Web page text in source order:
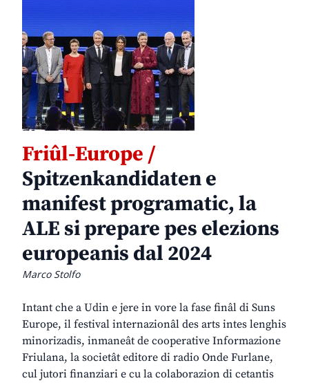
Friûl-Europe /
Spitzenkandidaten e
manifest programatic, la
ALE si prepare pes elezions
europeanis dal 2024
Marco Stolfo
Intant che a Udin e jere in vore la fase finâl di Suns
Europe, il festival internazionâl des arts intes lenghis
minorizadis, inmaneât de cooperative Informazione
Friulana, la societât editore di radio Onde Furlane,
cul jutori finanziari e cu la colaborazion di cetantis